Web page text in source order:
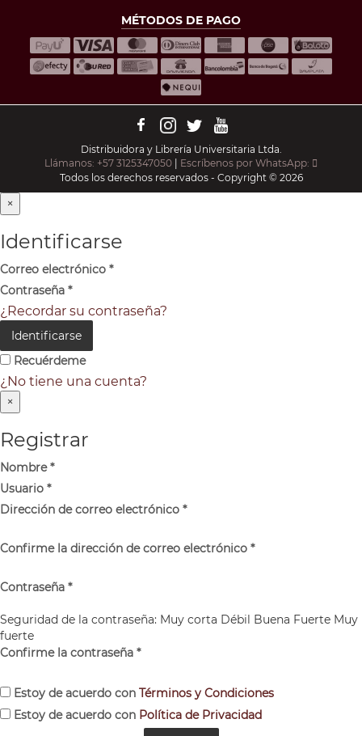
MÉTODOS DE PAGO
Distribuidora y Librería Universitaria Ltda.
Llámanos: +57 3125347050 | Escríbenos por WhatsApp:
Todos los derechos reservados - Copyright © 2026
×
Identificarse
Correo electrónico *
Contraseña *
¿Recordar su contraseña?
Identificarse
Recuérdeme
¿No tiene una cuenta?
×
Registrar
Nombre*
Usuario *
Dirección de correo electrónico *
Confirme la dirección de correo electrónico *
Contraseña *
Seguridad de la contraseña: Muy corta Débil Buena Fuerte Muy
fuerte
Confirme la contraseña *
Estoy de acuerdo con Términos y Condiciones
Estoy de acuerdo con Política de Privacidad